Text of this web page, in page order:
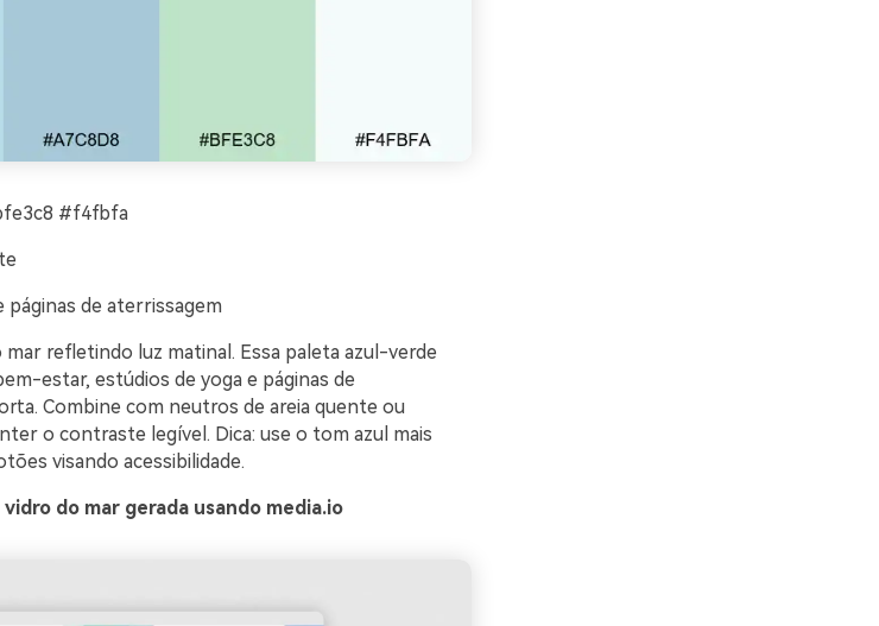
#f4fbfa
de aterrissagem
refletindo luz matinal. Essa paleta azul-verde
estar, estúdios de yoga e páginas de
Combine com neutros de areia quente ou
o contraste legível. Dica: use o tom azul mais
visando acessibilidade.
do mar gerada usando media.io